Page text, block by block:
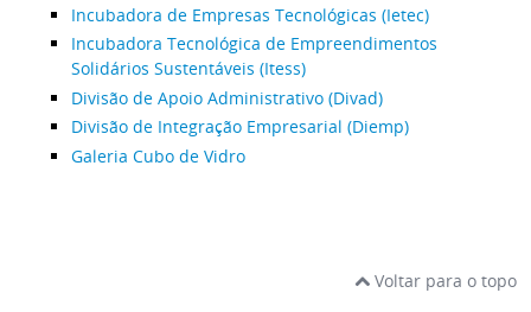
Incubadora de Empresas Tecnológicas (Ietec)
Incubadora Tecnológica de Empreendimentos
Solidários Sustentáveis (Itess)
Divisão de Apoio Administrativo (Divad)
Divisão de Integração Empresarial (Diemp)
Galeria Cubo de Vidro
Voltar para o topo